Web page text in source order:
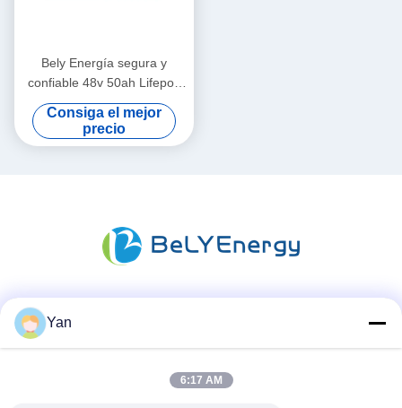
Bely Energía segura y
confiable 48v 50ah Lifepo4
batería para el EV de
electrónica de consumo
Consiga el mejor
precio
Yan
6:17 AM